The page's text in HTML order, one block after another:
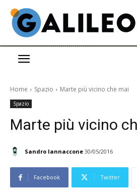
Home Spazio Marte più vicino che mai
Spazio
Marte più vicino
Sandro Iannaccone 30/05/2016
Facebook Twitter